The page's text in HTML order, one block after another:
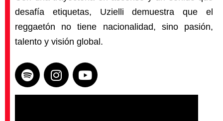
desafía etiquetas, Uzielli demuestra que el
reggaetón no tiene nacionalidad, sino pasión,
talento y visión global.